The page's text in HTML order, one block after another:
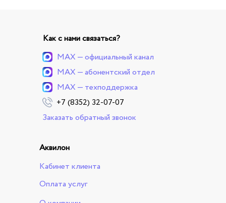
Как с нами связаться?
MAX — официальный канал
MAX — абонентский отдел
MAX — техподдержка
+7 (8352) 32-07-07
Заказать обратный звонок
Аквилон
Кабинет клиента
Оплата услуг